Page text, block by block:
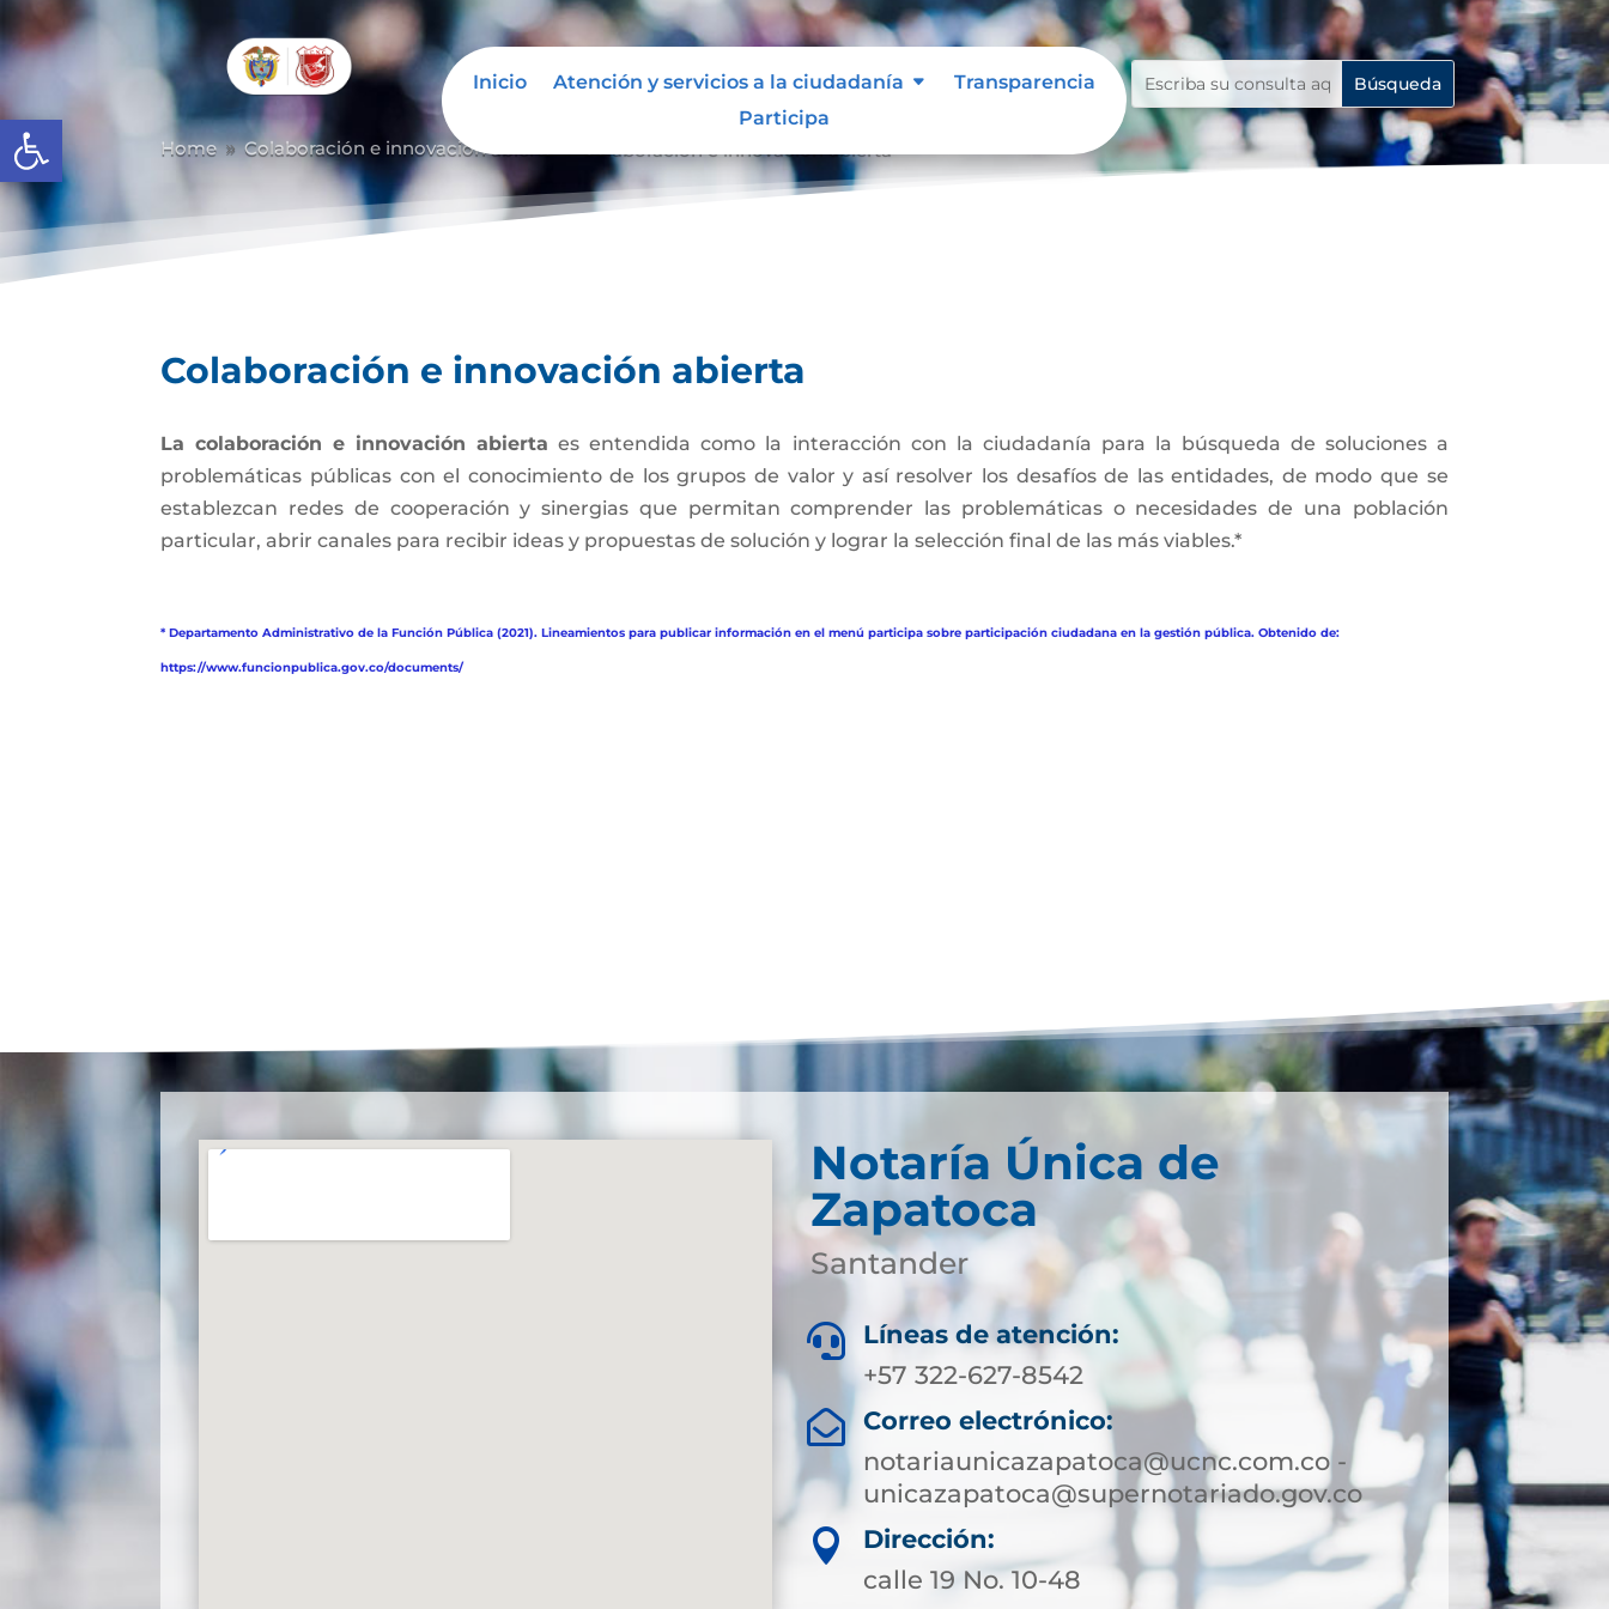
Abrir barra de herramientas
Inicio Atención y servicios a la ciudadanía
Transparencia
Participa
Home 9 Colaboración e innovación abierta
Colaboración e innovación abierta
La colaboración e innovación abierta es entendida como la interacción con la ciudadanía para la búsqueda de soluciones a
problemáticas públicas con el conocimiento de los grupos de valor y así resolver los desafíos de las entidades, de modo que se
establezcan redes de cooperación y sinergias que permitan comprender las problemáticas o necesidades de una población
particular, abrir canales para recibir ideas y propuestas de solución y lograr la selección final de las más viables.*
* Departamento Administrativo de la Función Pública (2021). Lineamientos para publicar información en el menú participa sobre participación ciudadana en la gestión pública. Obtenido de:
https://www.funcionpublica.gov.co/documents/
Notaría Única de
Zapatoca
Santander

Líneas de atención:
+57 322-627-8542

Correo electrónico:
notariaunicazapatoca@ucnc.com.co -
unicazapatoca@supernotariado.gov.co

Dirección:
calle 19 No. 10-48